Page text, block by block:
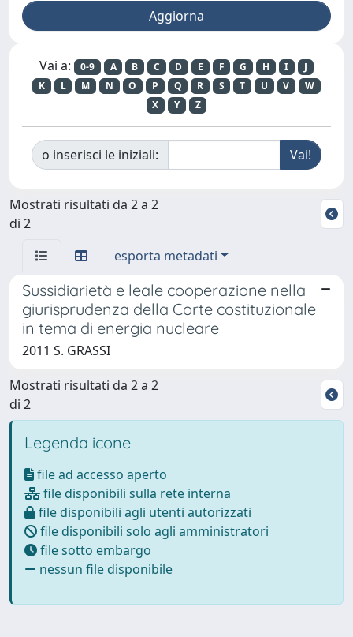
Vai a: 0-9 A B C D E F G H I
J
K
L M N O P Q R S T U V
W
X
Y Z
o inserisci le iniziali:
Mostrati risultati da 2 a 2
di 2
esporta metadati
Sussidiarietà e leale cooperazione nella
giurisprudenza della Corte costituzionale
in tema di energia nucleare
2011 S. GRASSI
Mostrati risultati da 2 a 2
di 2
Legenda icone
file ad accesso aperto
file disponibili sulla rete interna
file disponibili agli utenti autorizzati
file disponibili solo agli amministratori
file sotto embargo
nessun file disponibile